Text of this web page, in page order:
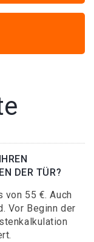
DER TÜR?
von 55 €. Auch
Vor Beginn der